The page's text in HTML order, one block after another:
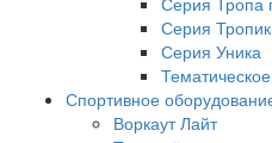
Серия
Серия Уника
Спортивное
Воркаут Лайт